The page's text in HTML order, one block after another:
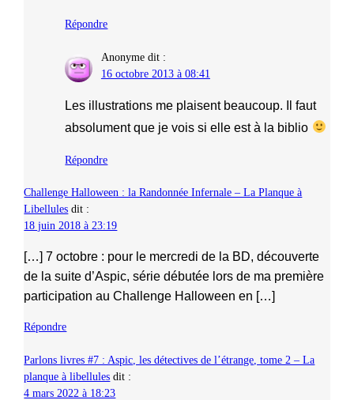
Répondre
Anonyme dit :
16 octobre 2013 à 08:41
Les illustrations me plaisent beaucoup. Il faut
absolument que je vois si elle est à la biblio
Répondre
Challenge Halloween : la Randonnée Infernale – La Planque à
Libellules dit :
18 juin 2018 à 23:19
[…] 7 octobre : pour le mercredi de la BD, découverte
de la suite d’Aspic, série débutée lors de ma première
participation au Challenge Halloween en […]
Répondre
Parlons livres #7 : Aspic, les détectives de l’étrange, tome 2 – La
planque à libellules dit :
4 mars 2022 à 18:23